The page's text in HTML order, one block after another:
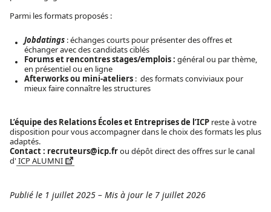
Parmi les formats proposés :
Jobdatings : échanges courts pour présenter des offres et
échanger avec des candidats ciblés
Forums et rencontres stages/emplois : général ou par thème,
en présentiel ou en ligne
Afterworks ou mini-ateliers : des formats conviviaux pour
mieux faire connaître les structures
L’équipe des Relations Écoles et Entreprises de l’ICP reste à votre
disposition pour vous accompagner dans le choix des formats les plus
adaptés.
Contact : recruteurs@icp.frou dépôt direct des offres sur le canal
d' ICP ALUMNI
Publié le 1 juillet 2025 – Mis à jour le 7 juillet 2026